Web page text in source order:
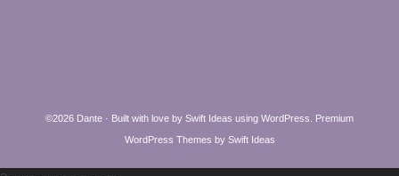
©2026 Dante · Built with love by Swift Ideas using WordPress
Premium
WordPress Themes by Swift Ideas